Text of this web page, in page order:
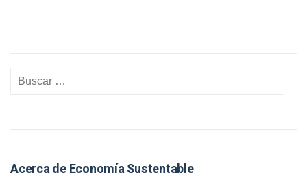
Acerca de Economía Sustentable